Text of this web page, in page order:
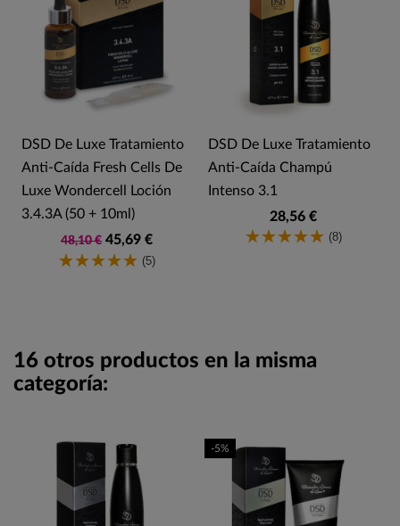
DSD De Luxe Tratamiento
Anti-Caída Fresh Cells De
Luxe Wondercell Loción
3.4.3A (50 + 10ml)
48,10 € 45,69 €
(5)
DSD De Luxe Tratamiento
Anti-Caída Champú
Intenso 3.1
28,56 €
(8)
16 otros productos en la misma
categoría:
-5%